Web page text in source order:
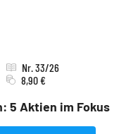
5 Aktien im Fokus
Nr. 33/26
8,90 €